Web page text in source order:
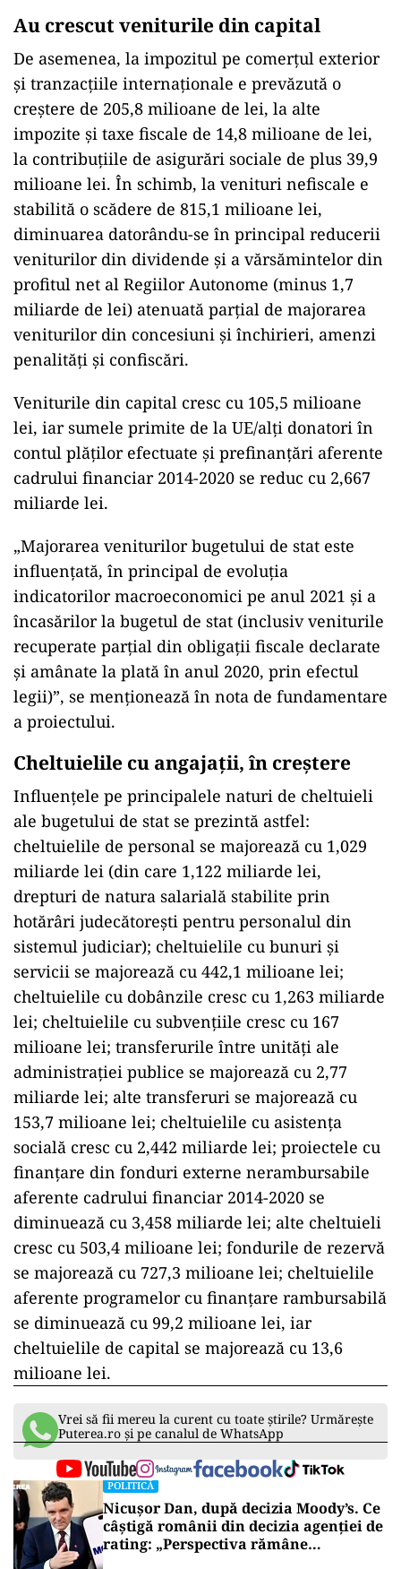
Au crescut veniturile din capital
De asemenea, la impozitul pe comerţul exterior
şi tranzacţiile internaţionale e prevăzută o
creştere de 205,8 milioane de lei, la alte
impozite şi taxe fiscale de 14,8 milioane de lei,
la contribuţiile de asigurări sociale de plus 39,9
milioane lei. În schimb, la venituri nefiscale e
stabilită o scădere de 815,1 milioane lei,
diminuarea datorându-se în principal reducerii
veniturilor din dividende şi a vărsămintelor din
profitul net al Regiilor Autonome (minus 1,7
miliarde de lei) atenuată parţial de majorarea
veniturilor din concesiuni şi închirieri, amenzi
penalităţi şi confiscări.
Veniturile din capital cresc cu 105,5 milioane
lei, iar sumele primite de la UE/alţi donatori în
contul plăţilor efectuate şi prefinanţări aferente
cadrului financiar 2014-2020 se reduc cu 2,667
miliarde lei.
„Majorarea veniturilor bugetului de stat este
influenţată, în principal de evoluţia
indicatorilor macroeconomici pe anul 2021 şi a
încasărilor la bugetul de stat (inclusiv veniturile
recuperate parţial din obligaţii fiscale declarate
şi amânate la plată în anul 2020, prin efectul
legii)”, se menţionează în nota de fundamentare
a proiectului.
Cheltuielile cu angajații, în creștere
Influenţele pe principalele naturi de cheltuieli
ale bugetului de stat se prezintă astfel:
cheltuielile de personal se majorează cu 1,029
miliarde lei (din care 1,122 miliarde lei,
drepturi de natura salarială stabilite prin
hotărâri judecătoreşti pentru personalul din
sistemul judiciar); cheltuielile cu bunuri şi
servicii se majorează cu 442,1 milioane lei;
cheltuielile cu dobânzile cresc cu 1,263 miliarde
lei; cheltuielile cu subvenţiile cresc cu 167
milioane lei; transferurile între unităţi ale
administraţiei publice se majorează cu 2,77
miliarde lei; alte transferuri se majorează cu
153,7 milioane lei; cheltuielile cu asistenţa
socială cresc cu 2,442 miliarde lei; proiectele cu
finanţare din fonduri externe nerambursabile
aferente cadrului financiar 2014-2020 se
diminuează cu 3,458 miliarde lei; alte cheltuieli
cresc cu 503,4 milioane lei; fondurile de rezervă
se majorează cu 727,3 milioane lei; cheltuielile
aferente programelor cu finanţare rambursabilă
se diminuează cu 99,2 milioane lei, iar
cheltuielile de capital se majorează cu 13,6
milioane lei.
Vrei să fii mereu la curent cu toate știrile? Urmărește
Puterea.ro și pe canalul de WhatsApp
POLITICĂ
Nicușor Dan, după decizia Moody’s. Ce
câștigă românii din decizia agenției de
rating: „Perspectiva rămâne